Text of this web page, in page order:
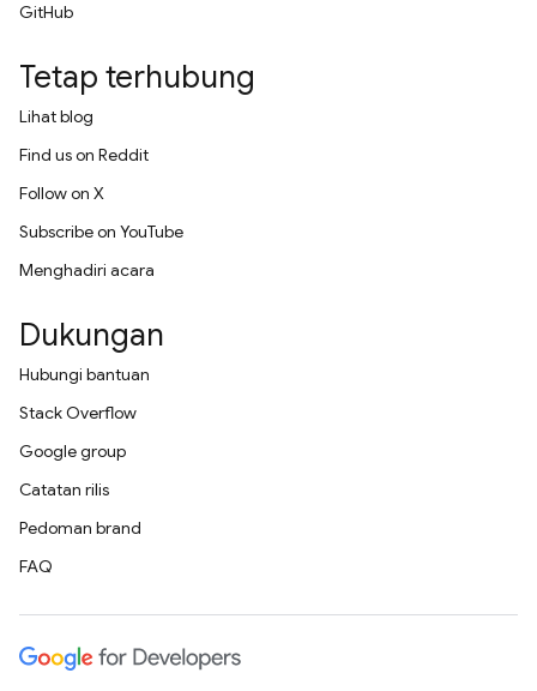
GitHub
Tetap terhubung
Lihat blog
Find us on Reddit
Follow on X
Subscribe on YouTube
Menghadiri acara
Dukungan
Hubungi bantuan
Stack Overflow
Google group
Catatan rilis
Pedoman brand
FAQ